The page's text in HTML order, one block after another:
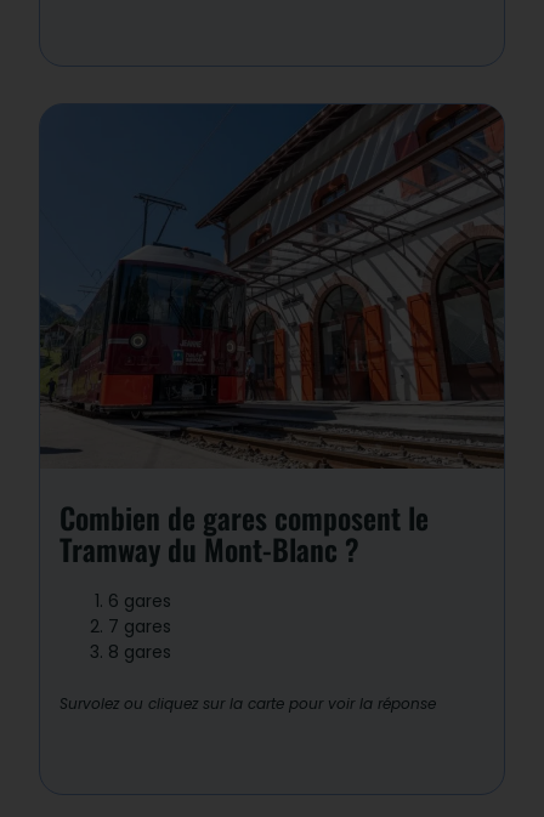
Combien de gares composent le
Tramway du Mont-Blanc ?
6 gares
7 gares
8 gares
Survolez ou cliquez sur la carte pour voir la réponse
Réponse : 1
Le Fayet / SaintGervais / Motivon / Col
de Voza, / Bellevue, / Nid d’Aigle (en été